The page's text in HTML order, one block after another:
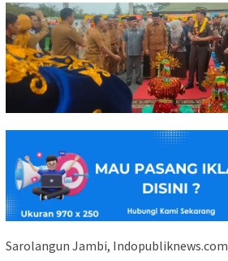
Sarolangun Jambi, Indopubliknews.com